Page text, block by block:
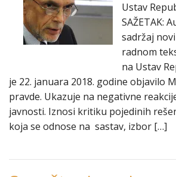
Ustav
SAŽETAK:
sadržaj
radnom
na Ustav
je 22. januara 2018. godine objavilo
pravde. Ukazuje na negativne
javnosti. Iznosi kritiku pojedinih
koja se odnose na sastav, izbor […]